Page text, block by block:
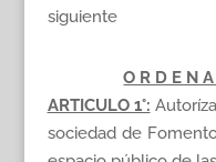
siguiente
O R D E N
ARTICULO 1°:
sociedad de